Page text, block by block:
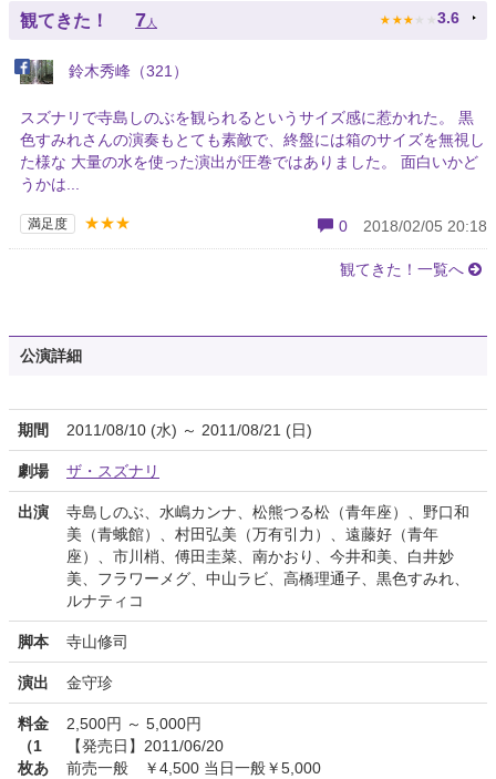
観てきた！ 7 人 ★ ★ ★ ★ ★ 3.6
鈴木秀峰（321）
スズナリで寺島しのぶを観られるというサイズ感に惹かれた。 黒
色すみれさんの演奏もとても素敵で、終盤には箱のサイズを無視し
た様な 大量の水を使った演出が圧巻ではありました。 面白いかど
うかは...
満足度 ★★★ 0 2018/02/05 20:18
観てきた！一覧へ
公演詳細
期間 2011/08/10 (水) ～ 2011/08/21 (日)
劇場 ザ・スズナリ
出演
寺島しのぶ、水嶋カンナ、松熊つる松（青年座）、野口和
美（青蛾館）、村田弘美（万有引力）、遠藤好（青年
座）、市川梢、傅田圭菜、南かおり、今井和美、白井妙
美、フラワーメグ、中山ラビ、高橋理通子、黒色すみれ、
ルナティコ
脚本 寺山修司
演出 金守珍
料金
（1
枚あ
2,500円 ～ 5,000円
【発売日】2011/06/20
前売一般 ￥4,500 当日一般￥5,000